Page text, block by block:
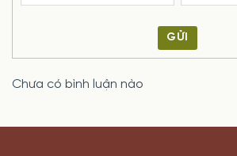
GỬI
Chưa có bình luận nào